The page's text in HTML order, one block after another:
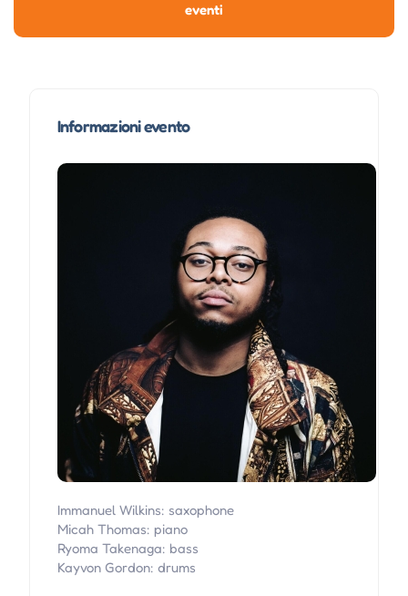
eventi
Informazioni evento
Immanuel Wilkins: saxophone
Micah Thomas: piano
Ryoma Takenaga: bass
Kayvon Gordon: drums